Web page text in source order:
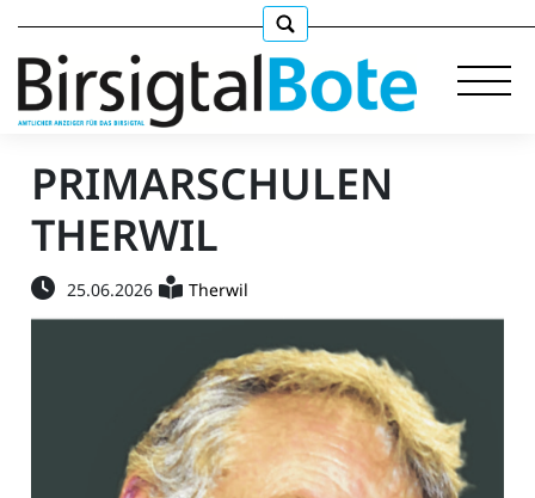
Immobilien
Stellen
PRIMARSCHULEN
THERWIL
25.06.2026 Therwil